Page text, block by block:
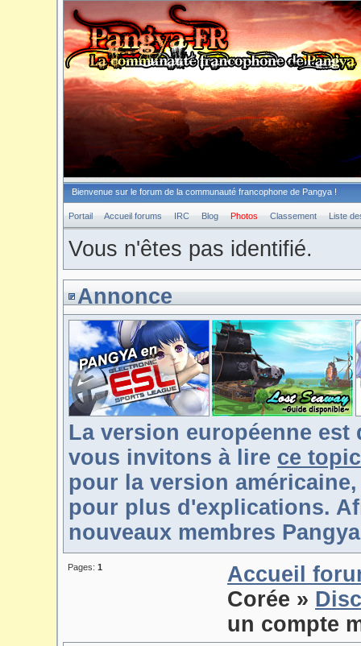
Bienvenue sur le forum de la communauté francophone de Pangya !
Portail Accueil forums IRC Blog Photos Classement Liste
Vous n'êtes pas identifié.
Annonce
La version européenne
vous invitons à lire ce topic
pour la version
pour plus d'explications.
nouveaux membres
Pages: 1
Accueil
Corée »
un compte